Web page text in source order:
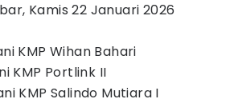
Kamis 22 Januari 2026
KMP Wihan Bahari
KMP Portlink II
KMP Salindo Mutiara I